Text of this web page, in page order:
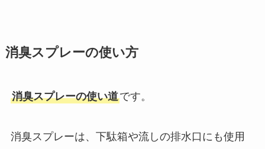
消臭スプレーの使い方
消臭スプレーの使い道です。
消臭スプレーは、下駄箱や流しの排水口にも使用